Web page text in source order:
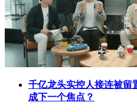
计归母净利润增长100%，展现
从市场表现看，该ETF自2024年
229%，夏普比率和最大回撤指
交易工具，其20%的涨跌幅限
场外投资者可通过联接基金（A
该产品支持7×24小时申赎，最
资产。
千亿龙头实控人接连被留
成下一个焦点？